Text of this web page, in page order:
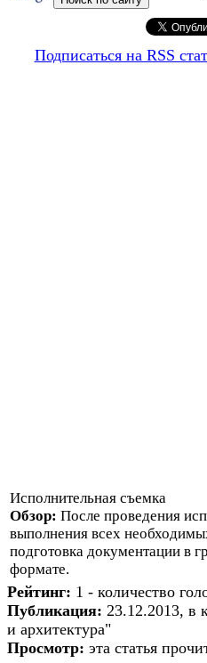
Подписаться на RSS
Исполнительная съемка
Обзор: После проведения
выполнения всех
подготовка документации в
формате.
Рейтинг: 1 - количество
Публикация: 23.12.2013, в
и архитектура"
Просмотр: эта статья